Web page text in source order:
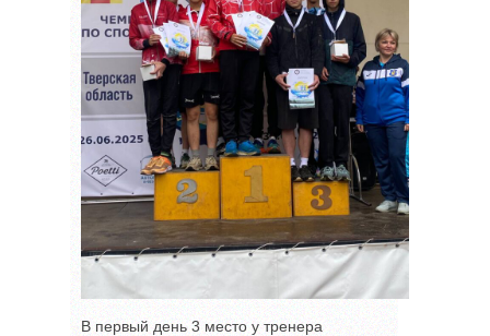
В первый день 3 место у тренера